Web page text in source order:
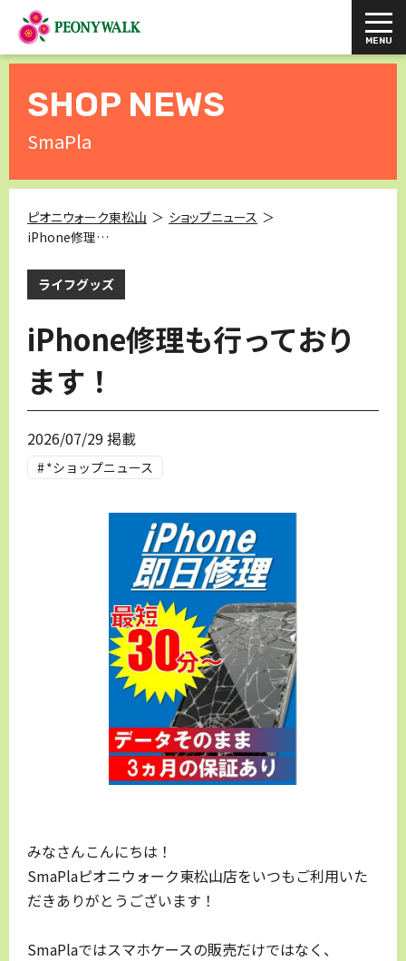
SHOP NEWS
SmaPla
ピオニウォーク東松山
ショップニュース
iPhone修理も行っております！
ライフグッズ
iPhone修理も行っており
ます！
2026/07/29 掲載
*ショップニュース
みなさんこんにちは！
SmaPlaピオニウォーク東松山店をいつもご利用いた
だきありがとうございます！
SmaPlaではスマホケースの販売だけではなく、